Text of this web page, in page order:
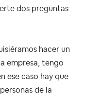
dos preguntas
hacer un
empresa, tengo
ese caso hay que
de la